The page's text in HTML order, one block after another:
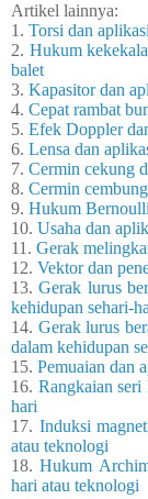
Artikel lainnya:
1. Torsi dan
2. Hukum
balet
3. Kapasitor dan
4. Cepat rambat
5. Efek Doppler
6. Lensa dan
7. Cermin cekung
8. Cermin
9. Hukum
10. Usaha dan
11. Gerak
12. Vektor dan
13.Gerak lurus
kehidupan sehari-
14. Gerak lurus
dalam kehidupan
15. Pemuaian dan
16. Rangkaian
hari
17. Induksi
atau teknologi
18.Hukum
hari atau teknologi